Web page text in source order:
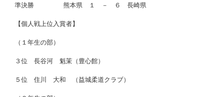
準決勝 熊本県 １ － ６ 長崎県
【個人戦上位入賞者】
（１年生の部）
３位 長谷河 魁茉（豊心館）
５位 住川 大和 （益城柔道クラブ）